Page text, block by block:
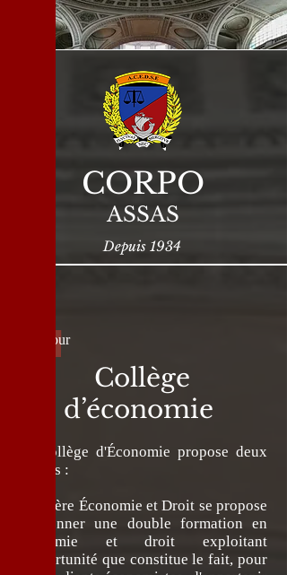
ASSAS
CORPO
Depuis 1934
Retour
Collège
d’économie
Le Collège d'Économie propose deux
filières :
La filière Économie et Droit se propose
de donner une double formation en
économie et droit exploitant
l'opportunité que constitue le fait, pour